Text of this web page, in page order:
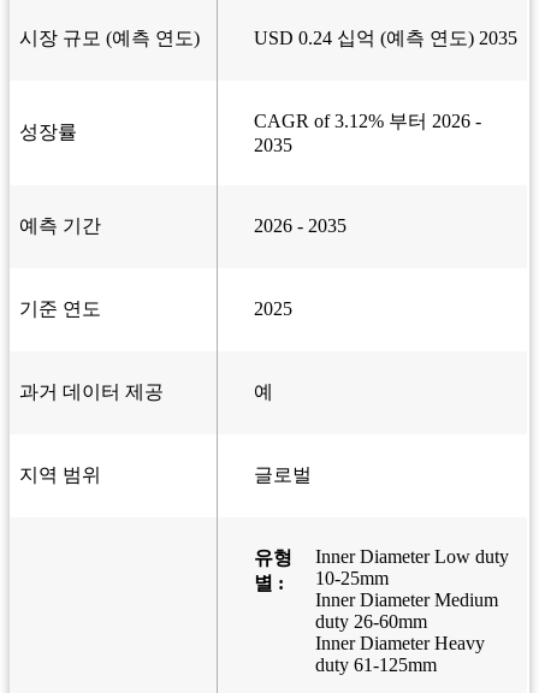
시장 규모 (예측 연도) USD 0.24 십억 (예측 연도) 2035
성장률
CAGR of 3.12% 부터 2026 -
2035
예측 기간 2026 - 2035
기준 연도 2025
과거 데이터 제공 예
지역 범위 글로벌
유형
별 :
Inner Diameter Low duty
10-25mm
Inner Diameter Medium
duty 26-60mm
Inner Diameter Heavy
duty 61-125mm